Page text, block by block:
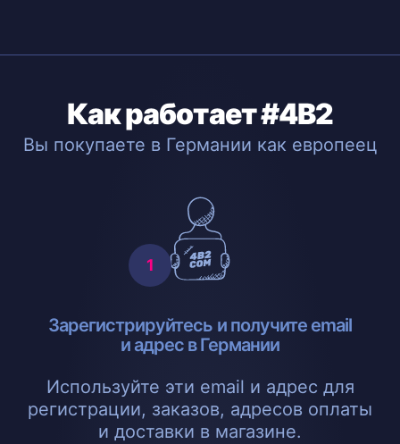
Как работает #4B2
Вы покупаете в Германии как европеец
Зарегистрируйтесь и получите email
и адрес в Германии
Используйте эти email и адрес для
регистрации, заказов, адресов оплаты
и доставки в магазине.